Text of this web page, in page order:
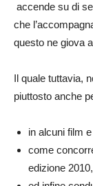
accende su di
che
questo ne giova
Il quale tuttavia,
piuttosto anche
in alcuni film
come
edizione